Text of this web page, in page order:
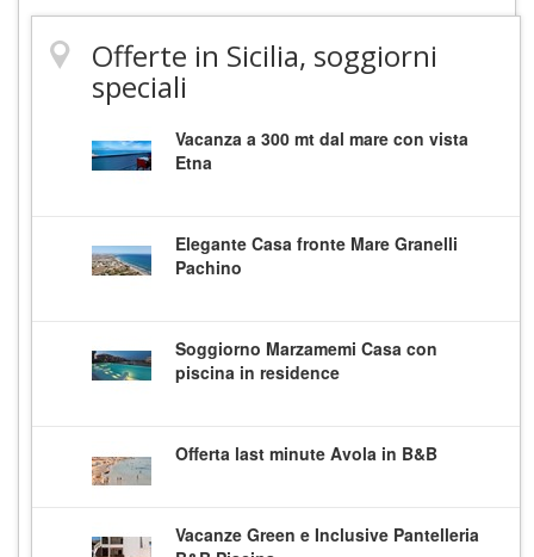
Offerte in Sicilia, soggiorni
speciali
Vacanza a 300 mt dal mare con vista
Etna
Elegante Casa fronte Mare Granelli
Pachino
Soggiorno Marzamemi Casa con
piscina in residence
Offerta last minute Avola in B&B
Vacanze Green e Inclusive Pantelleria